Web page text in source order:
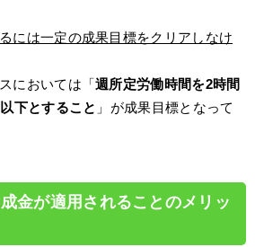
には一定の成果目標をクリアしなけ
においては「週所定労働時間を2時間
下とすること 」が成果目標となって
金が適用されることのメリッ